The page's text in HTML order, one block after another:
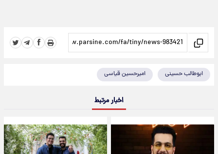
ابوطالب حسینی امیرحسین قیاسی
اخبار مرتبط